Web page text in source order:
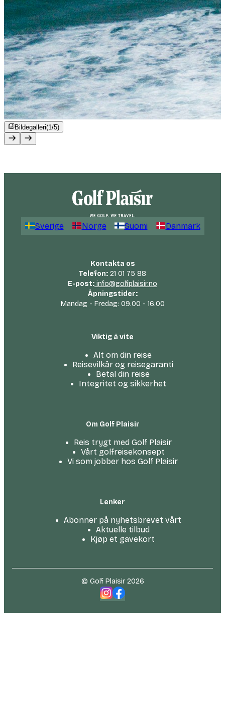
Bildegalleri(1/5)
Sverige Norge Suomi Danmark
Kontakta os
Telefon: 21 01 75 88
E-post: info@golfplaisir.no
Åpningstider:
Mandag - Fredag: 09.00 - 16.00
Viktig å vite
Alt om din reise
Reisevilkår og reisegaranti
Betal din reise
Integritet og sikkerhet
Om Golf Plaisir
Reis trygt med Golf Plaisir
Vårt golfreise­konsept
Vi som jobber hos Golf Plaisir
Lenker
Abonner på nyhetsbrevet vårt
Aktuelle tilbud
Kjøp et gavekort
© Golf Plaisir 2026